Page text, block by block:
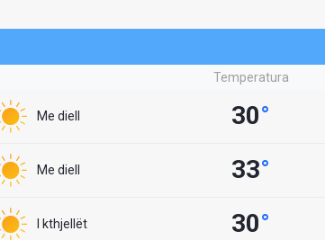
Temperatura
Me diell 30°
Me diell 33°
I kthjellët 30°